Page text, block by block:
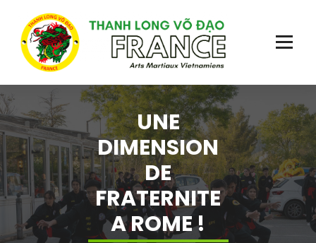
contenu
UNE
DIMENSION
DE
FRATERNITE
A ROME !